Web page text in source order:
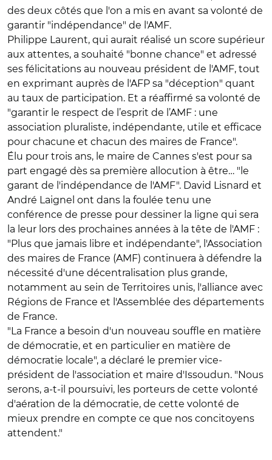
des deux côtés que l'on a mis en avant sa volonté de
garantir "indépendance" de l'AMF.
Philippe Laurent, qui aurait réalisé un score supérieur
aux attentes, a souhaité "bonne chance" et adressé
ses félicitations au nouveau président de l'AMF, tout
en exprimant auprès de l'AFP sa "déception" quant
au taux de participation. Et a réaffirmé sa volonté de
"garantir le respect de l’esprit de l’AMF : une
association pluraliste, indépendante, utile et efficace
pour chacune et chacun des maires de France".
Élu pour trois ans, le maire de Cannes s'est pour sa
part engagé dès sa première allocution à être… "le
garant de l'indépendance de l'AMF". David Lisnard et
André Laignel ont dans la foulée tenu une
conférence de presse pour dessiner la ligne qui sera
la leur lors des prochaines années à la tête de l'AMF :
"Plus que jamais libre et indépendante", l'Association
des maires de France (AMF) continuera à défendre la
nécessité d'une décentralisation plus grande,
notamment au sein de Territoires unis, l'alliance avec
Régions de France et l'Assemblée des départements
de France.
"La France a besoin d'un nouveau souffle en matière
de démocratie, et en particulier en matière de
démocratie locale", a déclaré le premier vice-
président de l'association et maire d'Issoudun. "Nous
serons, a-t-il poursuivi, les porteurs de cette volonté
d'aération de la démocratie, de cette volonté de
mieux prendre en compte ce que nos concitoyens
attendent."